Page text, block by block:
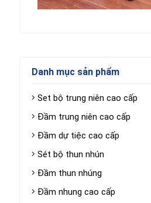
Danh mục sản phẩm
Set bộ trung niên cao cấp
Đầm trung niên cao cấp
Đầm dự tiệc cao cấp
Sét bộ thun nhún
Đầm thun nhúng
Đầm nhung cao cấp